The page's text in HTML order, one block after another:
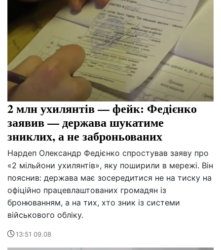
2 млн ухилянтів — фейк: Федієнко
заявив — держава шукатиме
зниклих, а не заброньованих
Нардеп Олександр Федієнко спростував заяву про
«2 мільйони ухилянтів», яку поширили в мережі. Він
пояснив: держава має зосередитися не на тиску на
офіційно працевлаштованих громадян із
бронюванням, а на тих, хто зник із системи
військового обліку.
13:51 09.08